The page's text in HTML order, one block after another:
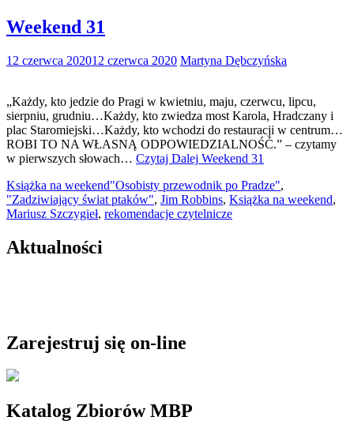
Weekend 31
12 czerwca 202012 czerwca 2020 Martyna Dębczyńska
„Każdy, kto jedzie do Pragi w kwietniu, maju, czerwcu, lipcu,
sierpniu, grudniu…Każdy, kto zwiedza most Karola, Hradczany i
plac Staromiejski…Każdy, kto wchodzi do restauracji w centrum…
ROBI TO NA WŁASNĄ ODPOWIEDZIALNOŚĆ.” – czytamy
w pierwszych słowach… Czytaj Dalej Weekend 31
Książka na weekend"Osobisty przewodnik po Pradze",
"Zadziwiający świat ptaków", Jim Robbins, Książka na weekend,
Mariusz Szczygieł, rekomendacje czytelnicze
Aktualności
Zarejestruj się on-line
Katalog Zbiorów MBP